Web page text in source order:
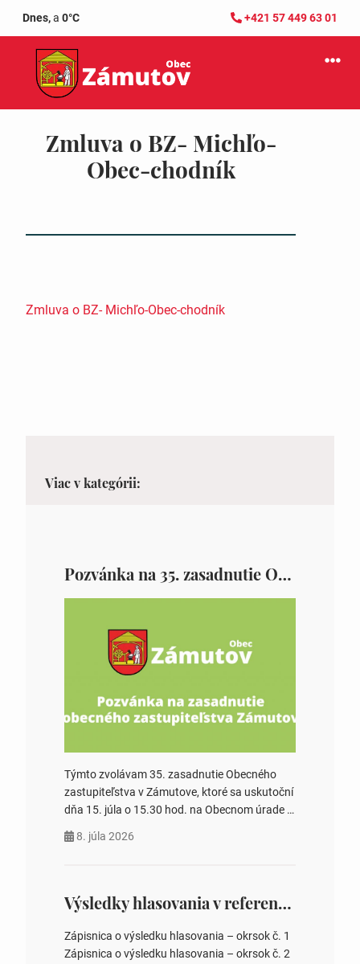
Dnes,a 0°C +421 57 449 63 01
Zmluva o BZ- Michľo-
Obec-chodník
Zmluva o BZ- Michľo-Obec-chodník
Viac v kategórii:
Pozvánka na 35. zasadnutie OZ v Zámutove
Týmto zvolávam 35. zasadnutie Obecného
zastupiteľstva v Zámutove, ktoré sa uskutoční
dňa 15. júla o 15.30 hod. na Obecnom úrade v
rokovania 2. Schválenie návrhovej komisie a
zastupiteľstiev, počtu poslancov obecných
zastupiteľstiev v nich 4. Schválenie odpredaja
obecného pozemku –…
8. júla 2026
Výsledky hlasovania v referende 2026
Zápisnica o výsledku hlasovania – okrsok č. 1
Zápisnica o výsledku hlasovania – okrsok č. 2